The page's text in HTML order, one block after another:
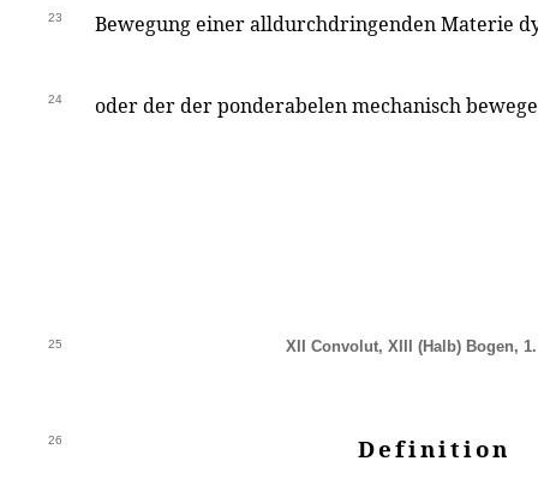
23 Bewegung einer alldurchdringenden Materie
24 oder der der ponderabelen mechanisch
25 XII Convolut, XIII (Halb) Bogen,
26 Definition